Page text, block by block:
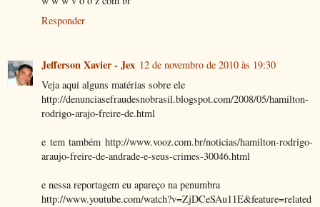
Responder
Jefferson Xavier - Jex 12 de novembro de 2010 às 19:30
Veja aqui alguns matérias sobre ele
http://denunciasefraudesnobrasil.blogspot.com/2008/05/hamilton-
rodrigo-arajo-freire-de.html
e tem também http://www.vooz.com.br/noticias/hamilton-rodrigo-
araujo-freire-de-andrade-e-seus-crimes-30046.html
e nessa reportagem eu apareço na penumbra
http://www.youtube.com/watch?v=ZjDCeSAu11E&feature=related